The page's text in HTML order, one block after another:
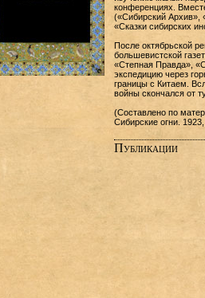
конференциях.
(«Сибирский Архив»,
«Сказки сибирских
После октябрьской
большевистской
«Степная Правда»,
экспедицию через
границы с Китаем.
войны скончался от
(Составлено по
Сибирские огни.
Публикации